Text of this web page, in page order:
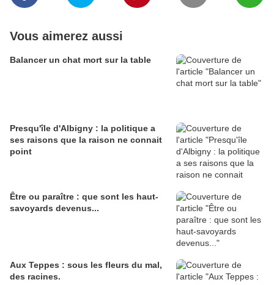
Vous aimerez aussi
Balancer un chat mort sur la table
Presqu'île d'Albigny : la politique a
ses raisons que la raison ne connait
point
Être ou paraître : que sont les haut-
savoyards devenus...
Aux Teppes : sous les fleurs du mal,
des racines.